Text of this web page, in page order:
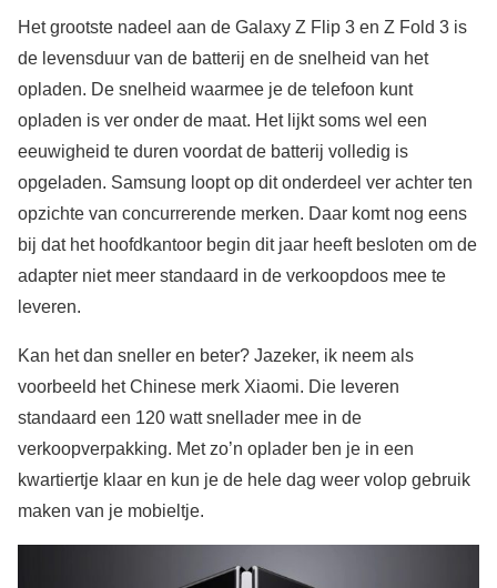
Het grootste nadeel aan de Galaxy Z Flip 3 en Z Fold 3 is
de levensduur van de batterij en de snelheid van het
opladen. De snelheid waarmee je de telefoon kunt
opladen is ver onder de maat. Het lijkt soms wel een
eeuwigheid te duren voordat de batterij volledig is
opgeladen. Samsung loopt op dit onderdeel ver achter ten
opzichte van concurrerende merken. Daar komt nog eens
bij dat het hoofdkantoor begin dit jaar heeft besloten om de
adapter niet meer standaard in de verkoopdoos mee te
leveren.
Kan het dan sneller en beter? Jazeker, ik neem als
voorbeeld het Chinese merk Xiaomi. Die leveren
standaard een 120 watt snellader mee in de
verkoopverpakking. Met zo’n oplader ben je in een
kwartiertje klaar en kun je de hele dag weer volop gebruik
maken van je mobieltje.